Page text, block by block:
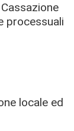
processuali
locale ed